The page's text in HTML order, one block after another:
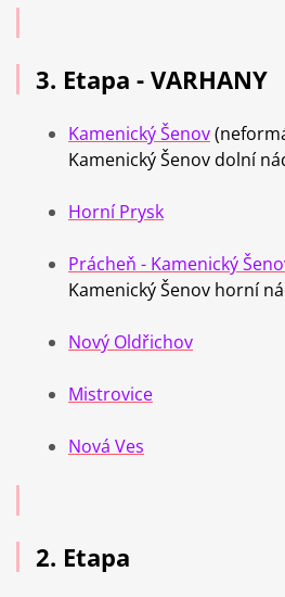
3. Etapa - VARHANY
Kamenický Šenov
Kamenický Šenov dolní
Horní Prysk
Prácheň - Kamenický
Kamenický Šenov horní
Nový Oldřichov
Mistrovice
Nová Ves
2. Etapa